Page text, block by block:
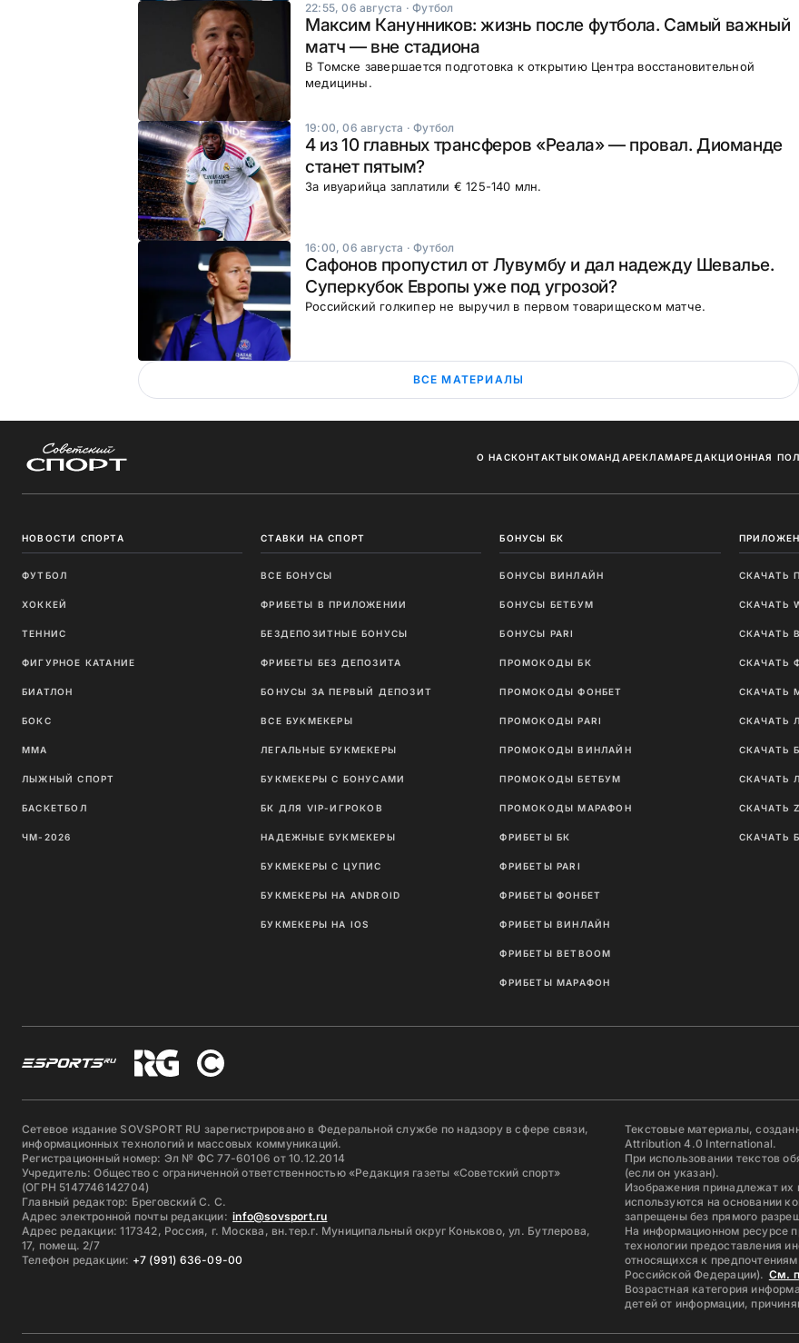
22:55, 06 августа ·Футбол
Максим Канунников: жизнь после футбола. Самый важный
матч — вне стадиона
В Томске завершается подготовка к открытию Центра восстановительной
медицины.
19:00, 06 августа ·Футбол
4 из 10 главных трансферов «Реала» — провал. Диоманде
станет пятым?
За ивуарийца заплатили € 125-140 млн.
16:00, 06 августа ·Футбол
Сафонов пропустил от Лувумбу и дал надежду Шевалье.
Суперкубок Европы уже под угрозой?
Российский голкипер не выручил в первом товарищеском матче.
ВСЕ МАТЕРИАЛЫ
О НАСКОНТАКТЫКОМАНДАРЕКЛАМАРЕДАКЦИОННАЯ
НОВОСТИ СПОРТА
ФУТБОЛ
ХОККЕЙ
ТЕННИС
ФИГУРНОЕ КАТАНИЕ
БИАТЛОН
БОКС
ММА
ЛЫЖНЫЙ СПОРТ
БАСКЕТБОЛ
ЧМ-2026
СТАВКИ НА СПОРТ
ВСЕ БОНУСЫ
ФРИБЕТЫ В ПРИЛОЖЕНИИ
БЕЗДЕПОЗИТНЫЕ БОНУСЫ
ФРИБЕТЫ БЕЗ ДЕПОЗИТА
БОНУСЫ ЗА ПЕРВЫЙ ДЕПОЗИТ
ВСЕ БУКМЕКЕРЫ
ЛЕГАЛЬНЫЕ БУКМЕКЕРЫ
БУКМЕКЕРЫ С БОНУСАМИ
БК ДЛЯ VIP-ИГРОКОВ
НАДЕЖНЫЕ БУКМЕКЕРЫ
БУКМЕКЕРЫ С ЦУПИС
БУКМЕКЕРЫ НА ANDROID
БУКМЕКЕРЫ НА IOS
БОНУСЫ БК
БОНУСЫ ВИНЛАЙН
БОНУСЫ БЕТБУМ
БОНУСЫ PARI
ПРОМОКОДЫ БК
ПРОМОКОДЫ ФОНБЕТ
ПРОМОКОДЫ PARI
ПРОМОКОДЫ ВИНЛАЙН
ПРОМОКОДЫ БЕТБУМ
ПРОМОКОДЫ МАРАФОН
ФРИБЕТЫ БК
ФРИБЕТЫ PARI
ФРИБЕТЫ ФОНБЕТ
ФРИБЕТЫ ВИНЛАЙН
ФРИБЕТЫ BETBOOM
ФРИБЕТЫ МАРАФОН
СКАЧАТЬ
СКАЧАТЬ
СКАЧАТЬ
СКАЧАТЬ
СКАЧАТЬ
СКАЧАТЬ
СКАЧАТЬ
СКАЧАТЬ
СКАЧАТЬ
СКАЧАТЬ
Сетевое издание SOVSPORT RU зарегистрировано в Федеральной службе по надзору в сфере связи,
информационных технологий и массовых коммуникаций.
Регистрационный номер: Эл № ФС 77-60106 от 10.12.2014
Учредитель: Общество с ограниченной ответственностью «Редакция газеты «Советский спорт»
(ОГРН 5147746142704)
Главный редактор: Бреговский С. С.
Адрес электронной почты редакции: info@sovsport.ru
Адрес редакции: 117342, Россия, г. Москва, вн.тер.г. Муниципальный округ Коньково, ул. Бутлерова,
17, помещ. 2/7
Телефон редакции: +7 (991) 636-09-00
Текстовые материалы,
Attribution 4.0 International.
При использовании текстов
(если он указан).
Изображения принадлежат
используются на основании
запрещены без прямого
На информационном ресурсе
технологии предоставления
относящихся к
Российской Федерации). См.
Возрастная категория
детей от информации,